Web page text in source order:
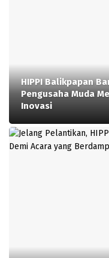
HIPPI Balikpapan
Pengusaha Muda
Inovasi